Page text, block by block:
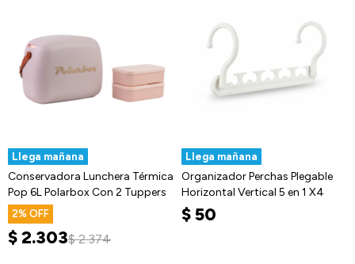
Llega mañana
Conservadora Lunchera Térmica
Pop 6L Polarbox Con 2 Tuppers
2
$2.303$ 2.374
Llega mañana
Organizador Perchas Plegable
Horizontal Vertical 5 en 1 X4
$50